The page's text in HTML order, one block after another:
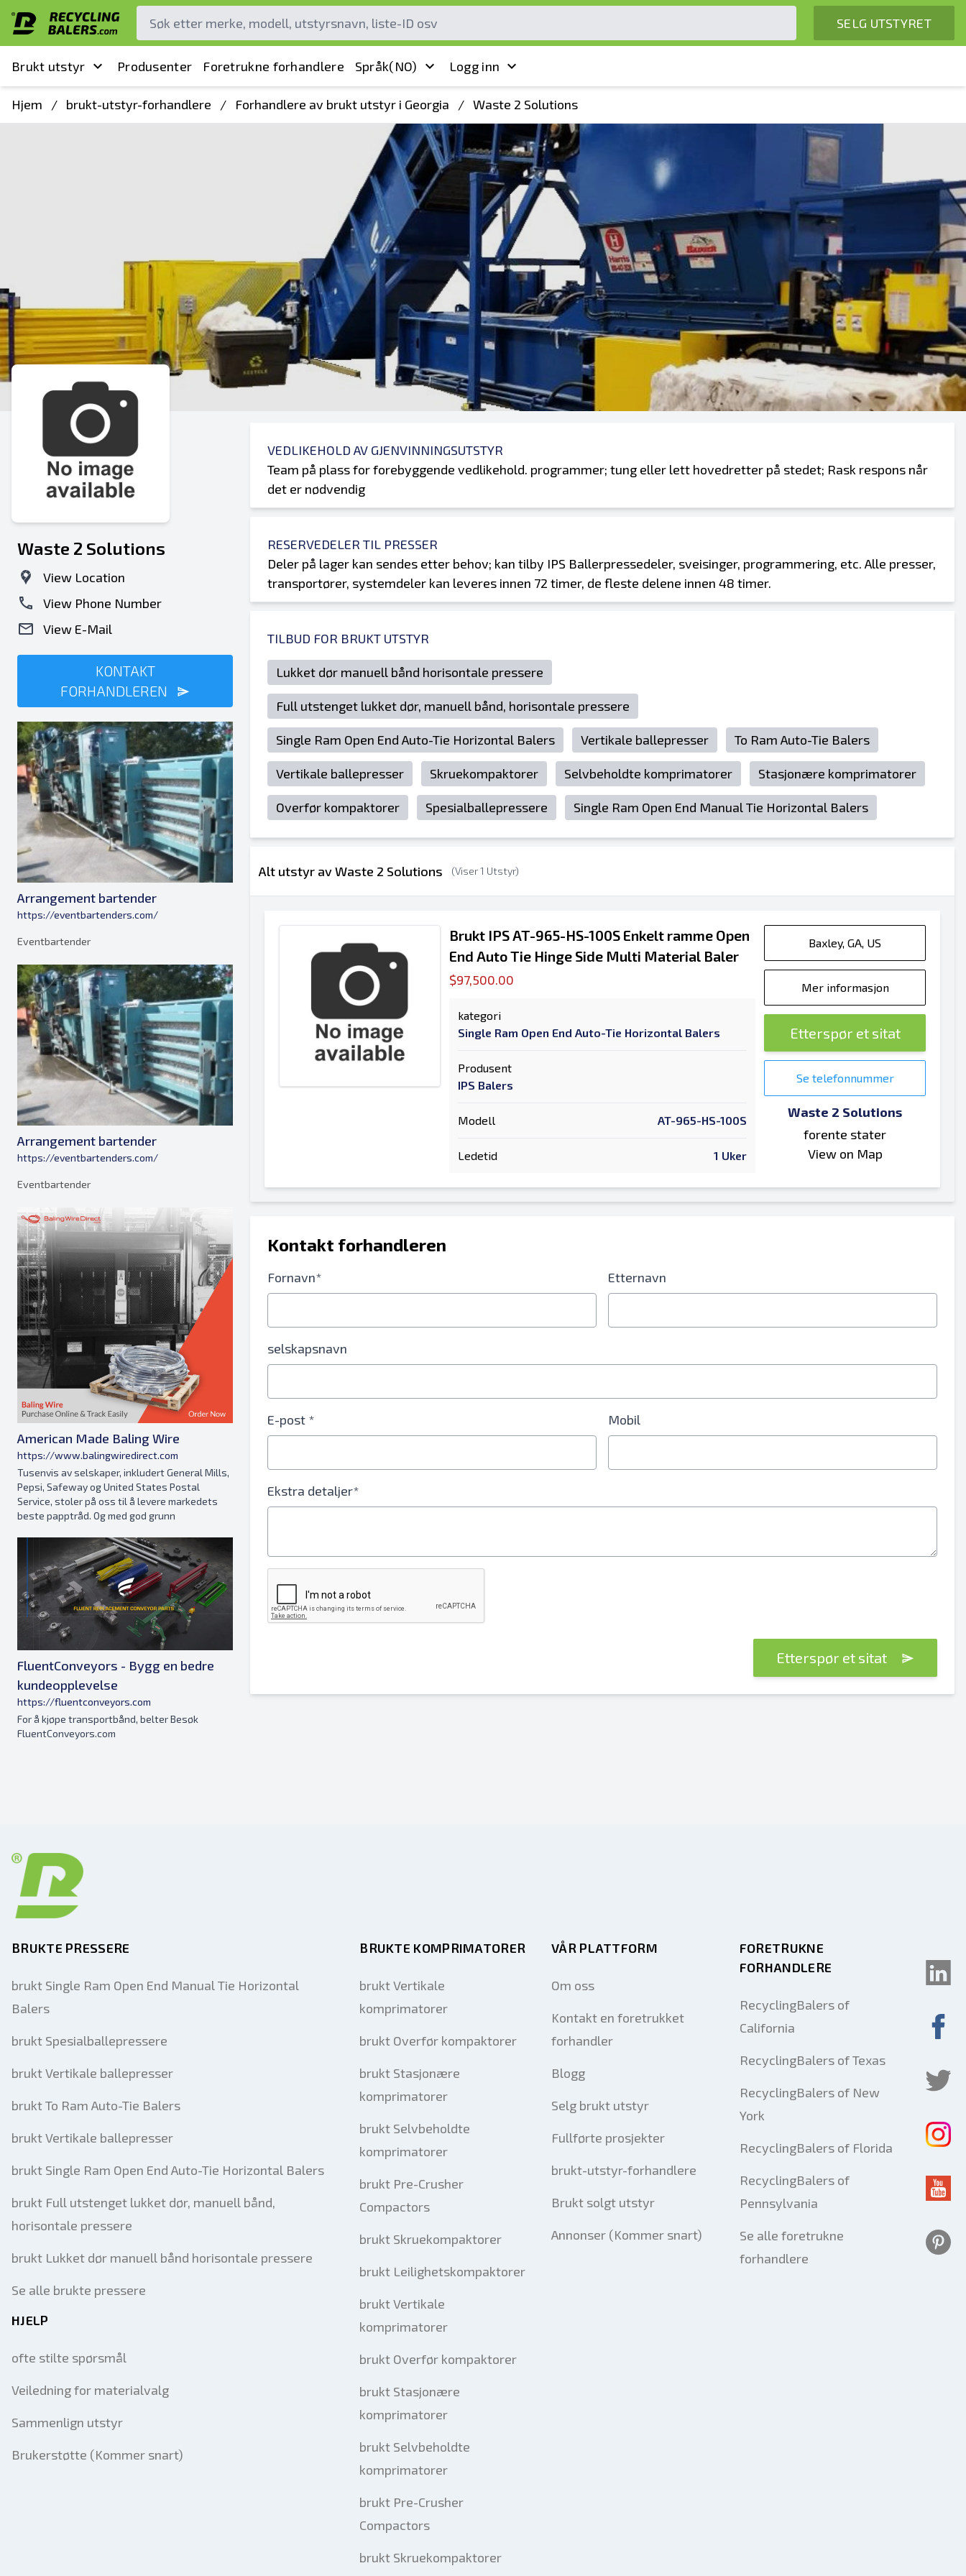
SELG UTSTYRET
Brukt utstyr Produsenter Foretrukne forhandlere Språk(NO) Logg inn
Hjem / brukt-utstyr-forhandlere / Forhandlere av brukt utstyr i Georgia / Waste 2 Solutions
Waste 2 Solutions
View Location
View Phone Number
View E-Mail
KONTAKT
FORHANDLEREN
Arrangement bartender
https://eventbartenders.com/
Eventbartender
Arrangement bartender
https://eventbartenders.com/
Eventbartender
American Made Baling Wire
https://www.balingwiredirect.com
Tusenvis av selskaper, inkludert General Mills,
Pepsi, Safeway og United States Postal
Service, stoler på oss til å levere markedets
beste papptråd. Og med god grunn
FluentConveyors - Bygg en bedre
kundeopplevelse
https://fluentconveyors.com
For å kjøpe transportbånd, belter Besøk
FluentConveyors.com
VEDLIKEHOLD AV GJENVINNINGSUTSTYR
Team på plass for forebyggende vedlikehold. programmer; tung eller lett hovedretter på stedet; Rask respons når
det er nødvendig
RESERVEDELER TIL PRESSER
Deler på lager kan sendes etter behov; kan tilby IPS Ballerpressedeler, sveisinger, programmering, etc. Alle presser,
transportører, systemdeler kan leveres innen 72 timer, de fleste delene innen 48 timer.
TILBUD FOR BRUKT UTSTYR
Lukket dør manuell bånd horisontale pressere
Full utstenget lukket dør, manuell bånd, horisontale pressere
Single Ram Open End Auto-Tie Horizontal Balers Vertikale ballepresser To Ram Auto-Tie Balers
Vertikale ballepresser Skruekompaktorer Selvbeholdte komprimatorer Stasjonære komprimatorer
Overfør kompaktorer Spesialballepressere Single Ram Open End Manual Tie Horizontal Balers
Alt utstyr av Waste 2 Solutions (Viser 1 Utstyr)
Brukt IPS AT-965-HS-100S Enkelt ramme Open
End Auto Tie Hinge Side Multi Material Baler
$97,500.00
kategori
Single Ram Open End Auto-Tie Horizontal Balers
Produsent
IPS Balers
Modell AT-965-HS-100S
Ledetid 1 Uker
Baxley, GA, US
Mer informasjon
Etterspør et sitat
Se telefonnummer
Waste 2 Solutions
forente stater
View on Map
Kontakt forhandleren
Fornavn* Etternavn
selskapsnavn
E-post * Mobil
Ekstra detaljer*
Etterspør et sitat
BRUKTE PRESSERE
brukt Single Ram Open End Manual Tie Horizontal
Balers
brukt Spesialballepressere
brukt Vertikale ballepresser
brukt To Ram Auto-Tie Balers
brukt Vertikale ballepresser
brukt Single Ram Open End Auto-Tie Horizontal Balers
brukt Full utstenget lukket dør, manuell bånd,
horisontale pressere
brukt Lukket dør manuell bånd horisontale pressere
Se alle brukte pressere
HJELP
ofte stilte spørsmål
Veiledning for materialvalg
Sammenlign utstyr
Brukerstøtte (Kommer snart)
BRUKTE KOMPRIMATORER
brukt Vertikale
komprimatorer
brukt Overfør kompaktorer
brukt Stasjonære
komprimatorer
brukt Selvbeholdte
komprimatorer
brukt Pre-Crusher
Compactors
brukt Skruekompaktorer
brukt Leilighetskompaktorer
brukt Vertikale
komprimatorer
brukt Overfør kompaktorer
brukt Stasjonære
komprimatorer
brukt Selvbeholdte
komprimatorer
brukt Pre-Crusher
Compactors
brukt Skruekompaktorer
VÅR PLATTFORM
Om oss
Kontakt en foretrukket
forhandler
Blogg
Selg brukt utstyr
Fullførte prosjekter
brukt-utstyr-forhandlere
Brukt solgt utstyr
Annonser (Kommer snart)
FORETRUKNE
FORHANDLERE
RecyclingBalers of
California
RecyclingBalers of Texas
RecyclingBalers of New
York
RecyclingBalers of Florida
RecyclingBalers of
Pennsylvania
Se alle foretrukne
forhandlere